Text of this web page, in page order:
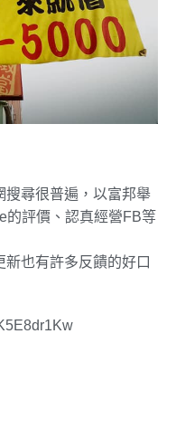
搜尋很普遍，以富邦舉
的評價、認真經營FB等
也有許多反饋的好口